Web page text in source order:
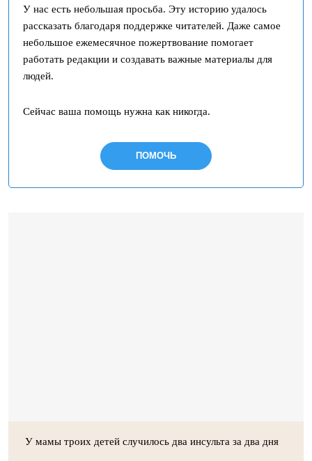
У нас есть небольшая просьба. Эту историю удалось
рассказать благодаря поддержке читателей. Даже самое
небольшое ежемесячное пожертвование помогает
работать редакции и создавать важные материалы для
людей.
Сейчас ваша помощь нужна как никогда.
ПОМОЧЬ
У мамы троих детей случилось два инсульта за два дня